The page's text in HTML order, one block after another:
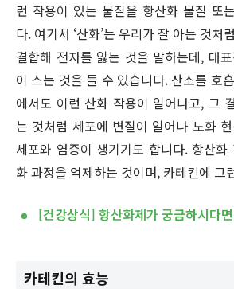
런 작용이 있는 물질을 항산화 물질 또
다. 여기서 ‘산화’는 우리가 잘 아는 것처
결합해 전자를 잃는 것을 말하는데, 대
이 스는 것을 들 수 있습니다. 산소를 호
에서도 이런 산화 작용이 일어나고, 그
는 것처럼 세포에 변질이 일어나 노화
세포와 염증이 생기기도 합니다. 항산
화 과정을 억제하는 것이며, 카테킨에 그
[건강상식] 항산화제가 궁금하시다
카테킨의 효능